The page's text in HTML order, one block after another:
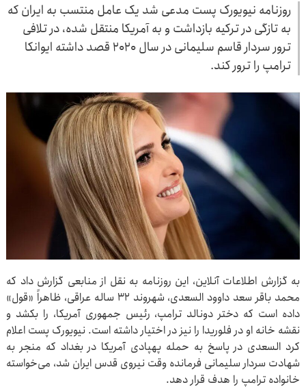
روزنامه نیویورک پست مدعی شد یک عامل منتسب به ایران که
به تازگی در ترکیه بازداشت و به آمریکا منتقل شده، در تلافی
ترور سردار قاسم سلیمانی در سال ۲۰۲۰ قصد داشته ایوانکا
ترامپ را ترور کند.
به گزارش اطلاعات آنلاین، این روزنامه به نقل از منابعی گزارش داد که
محمد باقر سعد داوود السعدی، شهروند ۳۲ ساله عراقی، ظاهراً «قول»
داده است که دختر دونالد ترامپ، رئیس جمهوری آمریکا، را بکشد و
نقشه خانه او در فلوریدا را نیز در اختیار داشته است. نیویورک پست اعلام
کرد السعدی در پاسخ به حمله پهپادی آمریکا در بغداد که منجر به
شهادت سردار سلیمانی فرمانده وقت نیروی قدس ایران شد، می‌خواسته
خانواده ترامپ را هدف قرار دهد.